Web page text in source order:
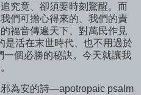
究竟、卻須要時刻驚醒。而
們可擔心得來的、我們的責
福音傳遍天下、對萬民作見
是活在末世時代、也不用過於
個必勝的秘訣。今天就讓我
為安的詩—apotropaic psalm